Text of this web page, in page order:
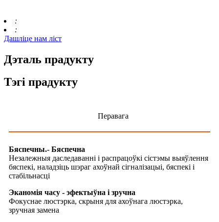
:
:
Дашліце нам ліст
Дэталь прадукту
Тэгі прадукту
Перавага
Бяспечны.- Бяспечна
Незалежныя даследаванні і распрацоўкі сістэмы выяўлення
бяспекі, наладзіць шэраг ахоўнай сігналізацыі, бяспекі і
стабільнасці
Эканомія часу - эфектыўна і зручна
Фокуснае люстэрка, скрыня для ахоўнага люстэрка,
зручная замена